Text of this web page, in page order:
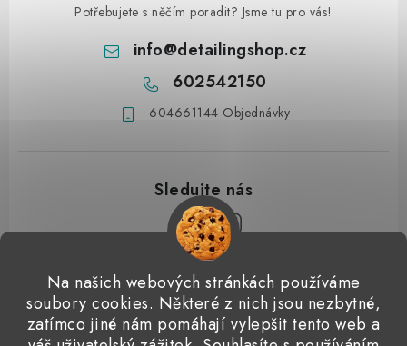
Na našich webových stránkách používáme
soubory cookies. Některé z nich jsou nezbytné,
zatímco jiné nám pomáhají vylepšit tento web a
Potřebujete s něčím poradit? Jsme tu pro vás!
info@detailingshop.cz
602542150
604661144 Objednávky
Přijímáme online platby